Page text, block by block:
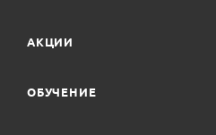
АКЦИИ
ОБУЧЕНИЕ